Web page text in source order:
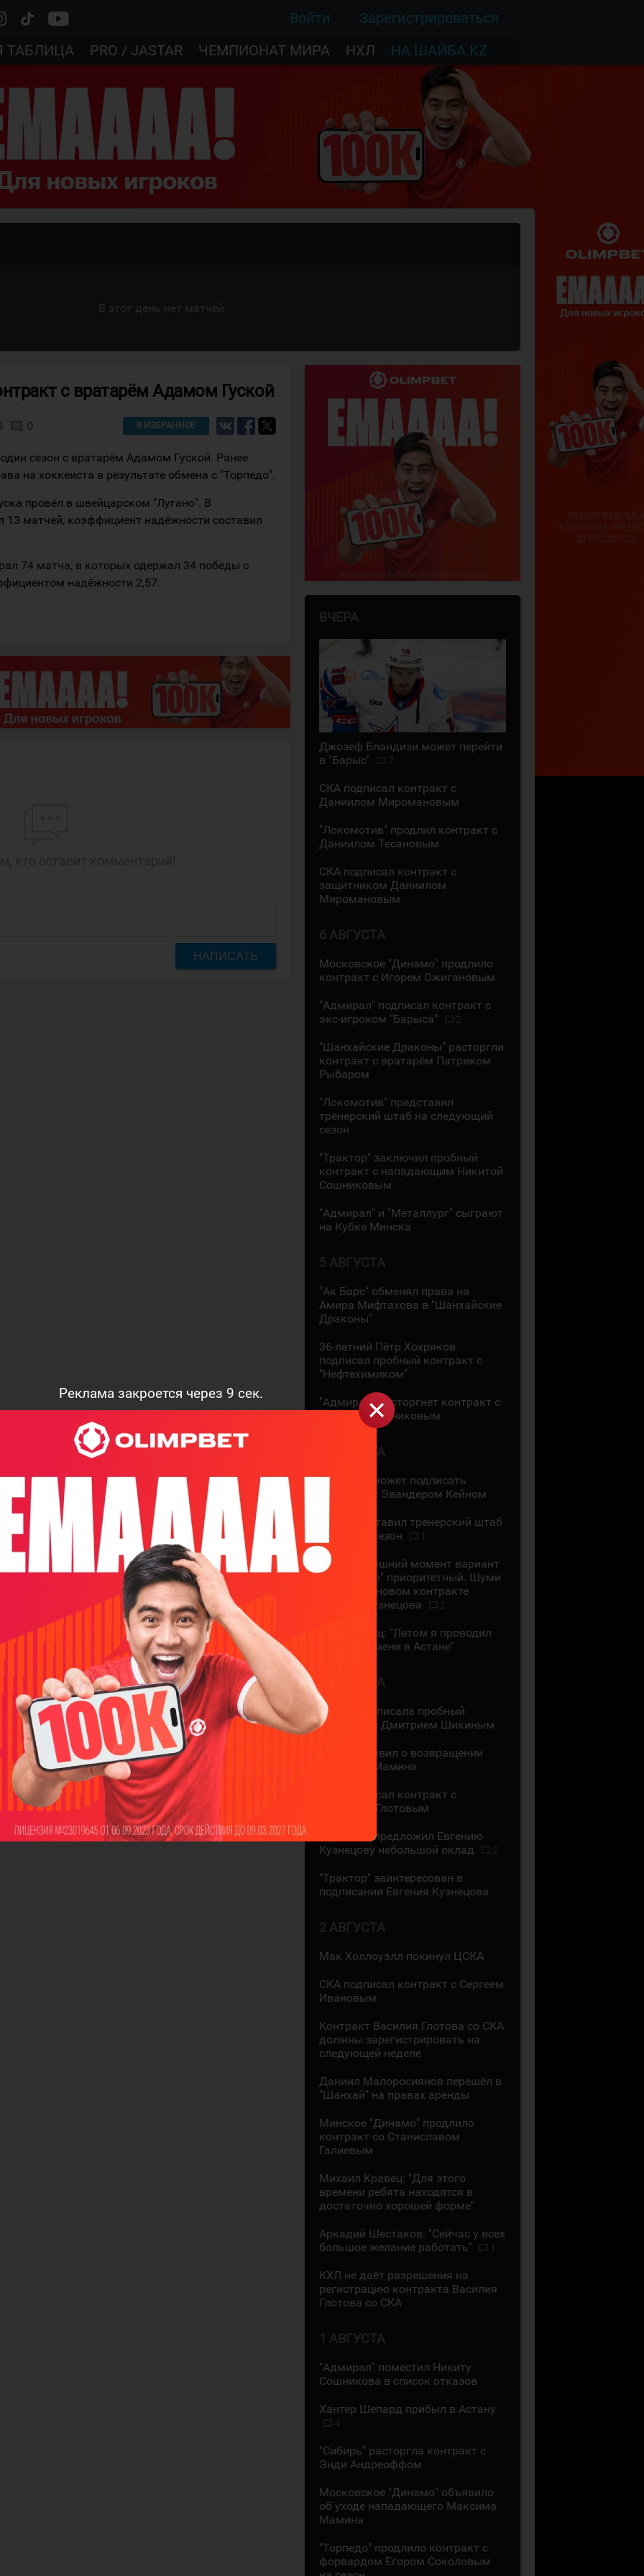
Реклама закроется через 8 сек.
Войти
Зарегистрироваться
ТАБЛИЦА PRO / JASTAR ЧЕМПИОНАТ МИРА НХЛ НА ШАЙБА.KZ
В этот день нет матчей
с вратарём Адамом Гуской
0 В ИЗБРАННОЕ
сезон с вратарём Адамом Гуской. Ранее
на хоккеиста в результате обмена с "Торпедо".
провёл в швейцарском "Лугано". В
13 матчей, коэффициент надёжности составил
74 матча, в которых одержал 34 победы с
надёжности 2,57.
НАПИСАТЬ
ВЧЕРА
Джозеф Бландизи может перейти
в "Барыс"
7
СКА подписал контракт с
Даниилом Миромановым
"Локомотив" продлил контракт с
Даниилом Тесановым
СКА подписал контракт с
защитником Даниилом
Миромановым
6 АВГУСТА
Московское "Динамо" продлило
контракт с Игорем Ожигановым
"Адмирал" подписал контракт с
экс-игроком "Барыса"
"Шанхайские Драконы" расторгли
контракт с вратарём Патриком
Рыбаром
"Локомотив" представил
тренерский штаб на следующий
сезон
"Трактор" заключил пробный
контракт с нападающим Никитой
Сошниковым
"Адмирал" и "Металлург" сыграют
на Кубке Минска
5 АВГУСТА
"Ак Барс" обменял права на
Амира Мифтахова в "Шанхайские
Драконы"
36-летний Пётр Хохряков
подписал пробный контракт с
"Нефтехимиком"
"Адмирал" расторгнет контракт с
Никитой Сошниковым
4 АВГУСТА
"Ак Барс" может подписать
контракт с Эвандером Кейном
СКА представил тренерский штаб
на новый сезон
На сегодняшний момент вариант
с "Сибирью" приоритетный. Шуми
Бабаев - о новом контракте
Евгения Кузнецова
Даррен Диц: "Летом я проводил
много времени в Астане"
3 АВГУСТА
"Лада" подписала пробный
контракт с Дмитрием Шикиным
ЦСКА объявил о возвращении
Максима Мамина
СКА подписал контракт с
Василием Глотовым
"Трактор" предложил Евгению
Кузнецову небольшой оклад
"Трактор" заинтересован в
подписании Евгения Кузнецова
2 АВГУСТА
Мак Холлоуэлл покинул ЦСКА
СКА подписал контракт с Сергеем
Ивановым
Контракт Василия Глотова со СКА
должны зарегистрировать на
следующей неделе
Даниил Малоросиянов перешёл в
"Шанхай" на правах аренды
Минское "Динамо" продлило
контракт со Станиславом
Галиевым
Михаил Кравец: "Для этого
времени ребята находятся в
достаточно хорошей форме"
Аркадий Шестаков: "Сейчас у всех
большое желание работать"
КХЛ не даёт разрешения на
регистрацию контракта Василия
Глотова со СКА
1 АВГУСТА
"Адмирал" поместил Никиту
Сошникова в список отказов
Хантер Шепард прибыл в Астану
4
"Сибирь" расторгла контракт с
Энди Андреоффом
Московское "Динамо" объявило
об уходе нападающего Максима
Мамина
"Торпедо" продлило контракт с
форвардом Егором Соколовым